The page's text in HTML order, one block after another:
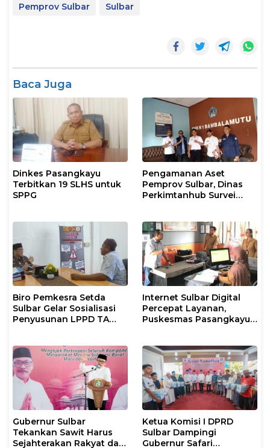
Pemprov Sulbar
Sulbar
Baca Juga
Dinkes Pasangkayu
Terbitkan 19 SLHS untuk
SPPG
Pengamanan Aset
Pemprov Sulbar, Dinas
Perkimtanhub Survei
Biro Pemkesra Setda
Sulbar Gelar Sosialisasi
Penyusunan LPPD TA
Internet Sulbar Digital
Percepat Layanan,
Puskesmas Pasangkayu
Gubernur Sulbar
Tekankan Sawit Harus
Sejahterakan Rakyat dan
Ketua Komisi I DPRD
Sulbar Dampingi
Gubernur Safari